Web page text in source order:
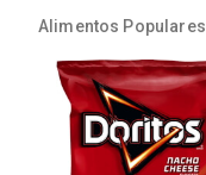
Alimentos Populares